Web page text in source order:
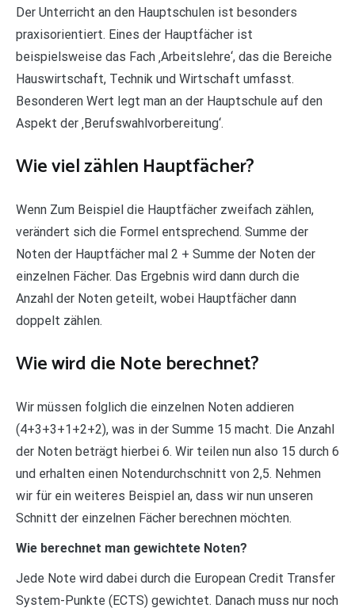
Der Unterricht an den Hauptschulen ist besonders
praxisorientiert. Eines der Hauptfächer ist
beispielsweise das Fach ‚Arbeitslehre‘, das die Bereiche
Hauswirtschaft, Technik und Wirtschaft umfasst.
Besonderen Wert legt man an der Hauptschule auf den
Aspekt der ‚Berufswahlvorbereitung‘.
Wie viel zählen Hauptfächer?
Wenn Zum Beispiel die Hauptfächer zweifach zählen,
verändert sich die Formel entsprechend. Summe der
Noten der Hauptfächer mal 2 + Summe der Noten der
einzelnen Fächer. Das Ergebnis wird dann durch die
Anzahl der Noten geteilt, wobei Hauptfächer dann
doppelt zählen.
Wie wird die Note berechnet?
Wir müssen folglich die einzelnen Noten addieren
(4+3+3+1+2+2), was in der Summe 15 macht. Die Anzahl
der Noten beträgt hierbei 6. Wir teilen nun also 15 durch 6
und erhalten einen Notendurchschnitt von 2,5. Nehmen
wir für ein weiteres Beispiel an, dass wir nun unseren
Schnitt der einzelnen Fächer berechnen möchten.
Wie berechnet man gewichtete Noten?
Jede Note wird dabei durch die European Credit Transfer
System-Punkte (ECTS) gewichtet. Danach muss nur noch